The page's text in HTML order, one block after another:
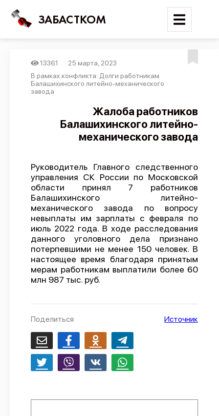
ЗАБАСТКОМ
Войти
Новости
Карта событий
Отчеты
Предложить публикацию
Справочник
API
О проекте
Политика конфиденциальности
13361
25 марта, 2023
В рамках конфликта: Долги работникам
Балашихинского литейно-механического
завода
Жалоба работников
Балашихинского литейно-
механического завода
Руководитель Главного следственного
управления СК России по Московской
области принял 7 работников
Балашихинского литейно-
механического завода по вопросу
невыплаты им зарплаты с февраля по
июль 2022 года. В ходе расследования
данного уголовного дела признано
потерпевшими не менее 150 человек. В
настоящее время благодаря принятым
мерам работникам выплатили более 60
млн 987 тыс. руб.
Поделиться Источник